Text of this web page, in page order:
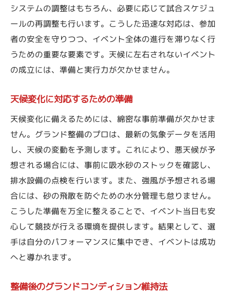
システムの調整はもちろん、必要に応じて試合スケジュ
ールの再調整も行います。こうした迅速な対応は、参加
者の安全を守りつつ、イベント全体の進行を滞りなく行
うための重要な要素です。天候に左右されないイベント
の成立には、準備と実行力が欠かせません。
天候変化に対応するための準備
天候変化に備えるためには、綿密な事前準備が欠かせま
せん。グランド整備のプロは、最新の気象データを活用
し、天候の変動を予測します。これにより、悪天候が予
想される場合には、事前に吸水砂のストックを確認し、
排水設備の点検を行います。また、強風が予想される場
合には、砂の飛散を防ぐための水分管理も怠りません。
こうした準備を万全に整えることで、イベント当日も安
心して競技が行える環境を提供します。結果として、選
手は自分のパフォーマンスに集中でき、イベントは成功
へと導かれます。
整備後のグランドコンディション維持法